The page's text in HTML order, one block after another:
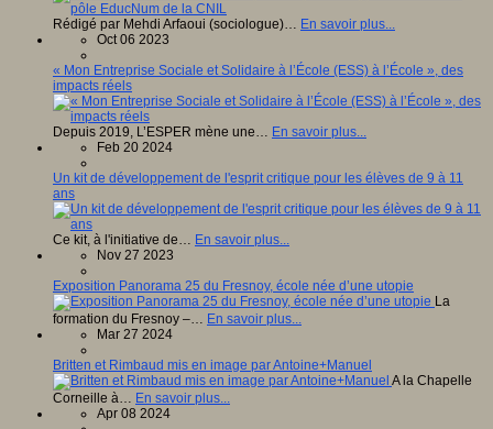
Rédigé par Mehdi Arfaoui (sociologue)… En savoir plus...
Oct 06 2023
« Mon Entreprise Sociale et Solidaire à l’École (ESS) à l’École », des
impacts réels
Depuis 2019, L’ESPER mène une… En savoir plus...
Feb 20 2024
Un kit de développement de l'esprit critique pour les élèves de 9 à 11
ans
Ce kit, à l'initiative de… En savoir plus...
Nov 27 2023
Exposition Panorama 25 du Fresnoy, école née d’une utopie
La
formation du Fresnoy –… En savoir plus...
Mar 27 2024
Britten et Rimbaud mis en image par Antoine+Manuel
A la Chapelle
Corneille à… En savoir plus...
Apr 08 2024